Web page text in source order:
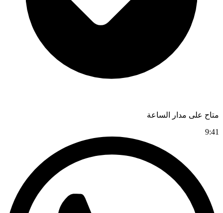
متاح على مدار الساعة
9:41